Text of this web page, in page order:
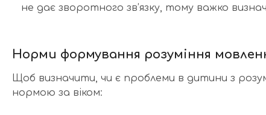
не дає зворотного зв’язку, тому важко
Норми формування розуміння
Щоб визначити, чи є проблеми в дитини з
нормою за віком: